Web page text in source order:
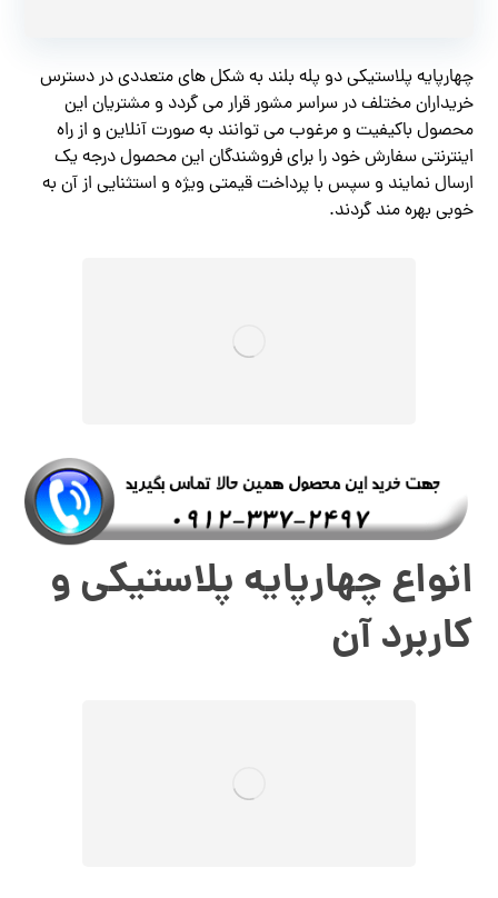
چهارپایه پلاستیکی دو پله بلند به شکل های متعددی در دسترس
خریداران مختلف در سراسر مشور قرار می گردد و مشتریان این
محصول باکیفیت و مرغوب می توانند به صورت آنلاین و از راه
اینترنتی سفارش خود را برای فروشندگان این محصول درجه یک
ارسال نمایند و سپس با پرداخت قیمتی ویژه و استثنایی از آن به
خوبی بهره مند گردند.
انواع چهارپایه پلاستیکی و
کاربرد آن